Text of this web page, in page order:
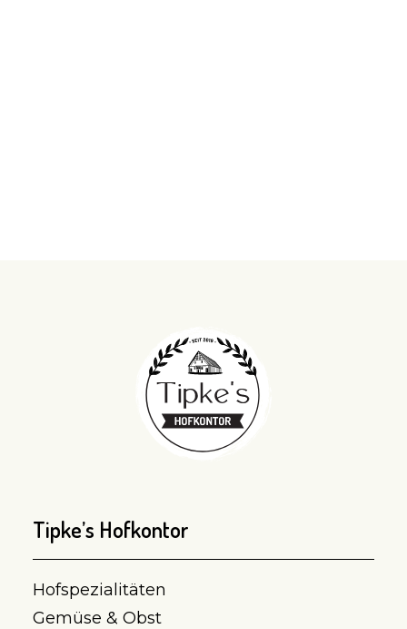
Tipke’s Hofkontor
Hofspezialitäten
Gemüse & Obst